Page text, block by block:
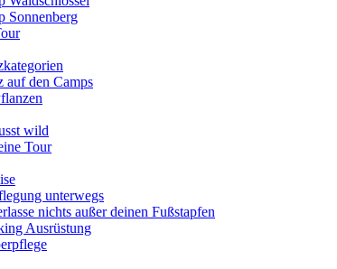
Sonnenberg
auf den Camps
wild
Tour
unterwegs
nichts außer deinen Fußstapfen
Ausrüstung